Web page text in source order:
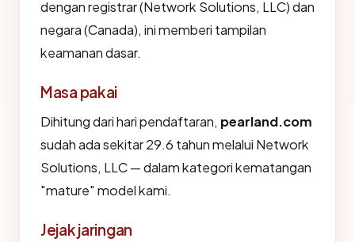
dengan registrar (Network Solutions, LLC) dan
negara (Canada), ini memberi tampilan
keamanan dasar.
Masa pakai
Dihitung dari hari pendaftaran, pearland.com
sudah ada sekitar 29.6 tahun melalui Network
Solutions, LLC — dalam kategori kematangan
"mature" model kami.
Jejak jaringan